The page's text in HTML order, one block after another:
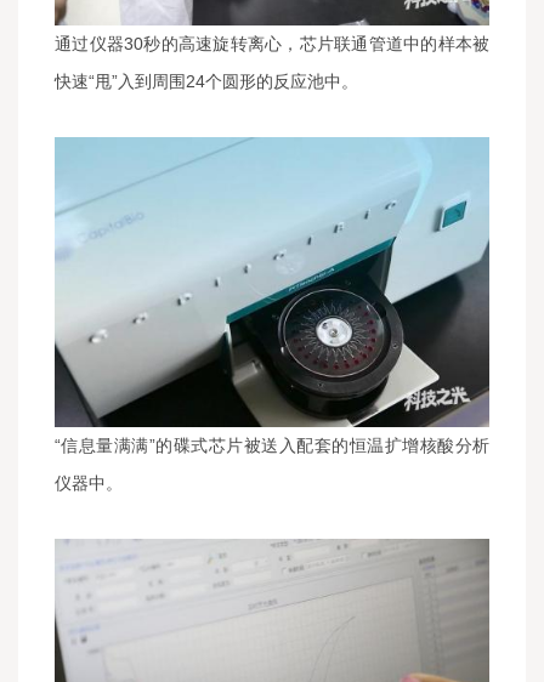
通过仪器30秒的高速旋转离心，芯片联通管道中的样本被
快速“甩”入到周围24个圆形的反应池中。
“信息量满满”的碟式芯片被送入配套的恒温扩增核酸分析
仪器中。